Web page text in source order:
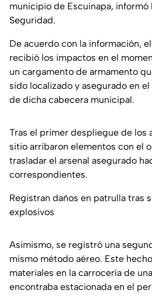
municipio de Escuinapa, informó
Seguridad.
De acuerdo con la información,
recibió los impactos en el
un cargamento de armamento
sido localizado y asegurado en
de dicha cabecera municipal.
Tras el primer despliegue de los
sitio arribaron elementos con el
trasladar el arsenal asegurado
correspondientes.
Registran daños en patrulla tras
explosivos
Asimismo, se registró una
mismo método aéreo. Este
materiales en la carrocería de
encontraba estacionada en el